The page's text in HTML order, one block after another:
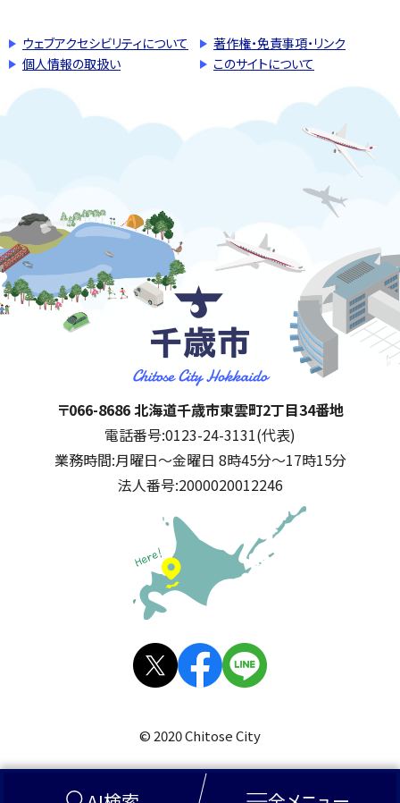
ウェブアクセシビリティについて
著作権・免責事項・リンク
個人情報の取扱い
このサイトについて
千歳市
住所:
〒066-8686 北海道千歳市東雲町2丁目34番地
電話番号:0123-24-3131(代表)
業務時間:月曜日～金曜日 8時45分～17時15分
法人番号:2000020012246
公式SNS
© 2020 Chitose City